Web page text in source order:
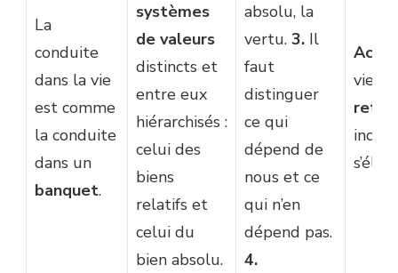
La
conduite
dans la vie
est comme
la conduite
dans un
banquet.
systèmes
de valeurs
distincts et
entre eux
hiérarchisés :
celui des
biens
relatifs et
celui du
bien absolu.
absolu, la
vertu. 3. Il
faut
distinguer
ce qui
dépend de
nous et ce
qui n’en
dépend pas.
4.
vient,